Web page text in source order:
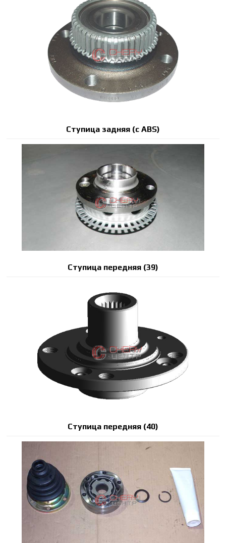
Ступица задняя (с ABS)
Ступица передняя (39)
Ступица передняя (40)